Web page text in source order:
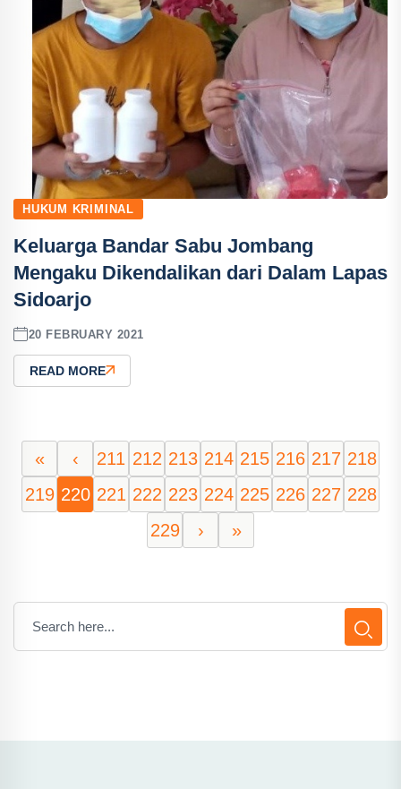
HUKUM KRIMINAL
Keluarga Bandar Sabu Jombang
Mengaku Dikendalikan dari Dalam Lapas
Sidoarjo
20 FEBRUARY 2021
READ MORE
« ‹ 211 212 213 214 215 216 217 218
219 220 221 222 223 224 225 226 227 228
229
› »